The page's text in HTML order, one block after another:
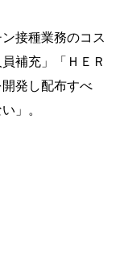
接種業務のコス
補充」「ＨＥＲ
発し配布すべ
」。